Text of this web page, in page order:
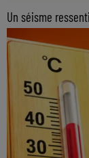
Un séisme